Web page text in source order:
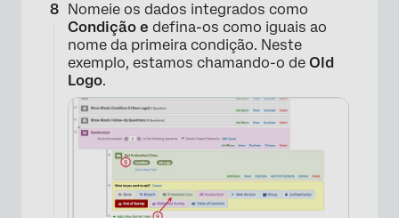
×
Nomeie os dados integrados como
Condição e defina-os como iguais ao
nome da primeira condição. Neste
exemplo, estamos chamando-o de Old
Logo.